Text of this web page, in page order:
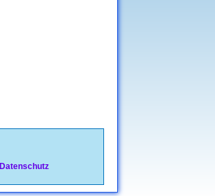
Datenschutz